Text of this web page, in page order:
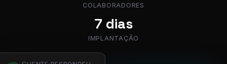
COLABORADORES
7 dias
IMPLANTAÇÃO